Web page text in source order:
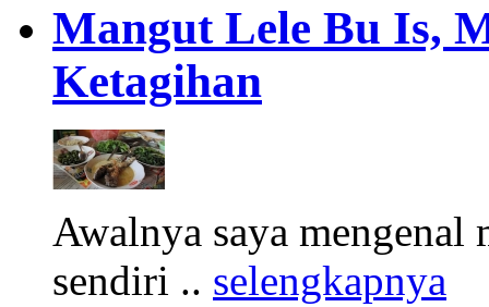
Mangut Lele Bu Is,
Ketagihan
Awalnya saya mengenal
sendiri .. selengkapnya